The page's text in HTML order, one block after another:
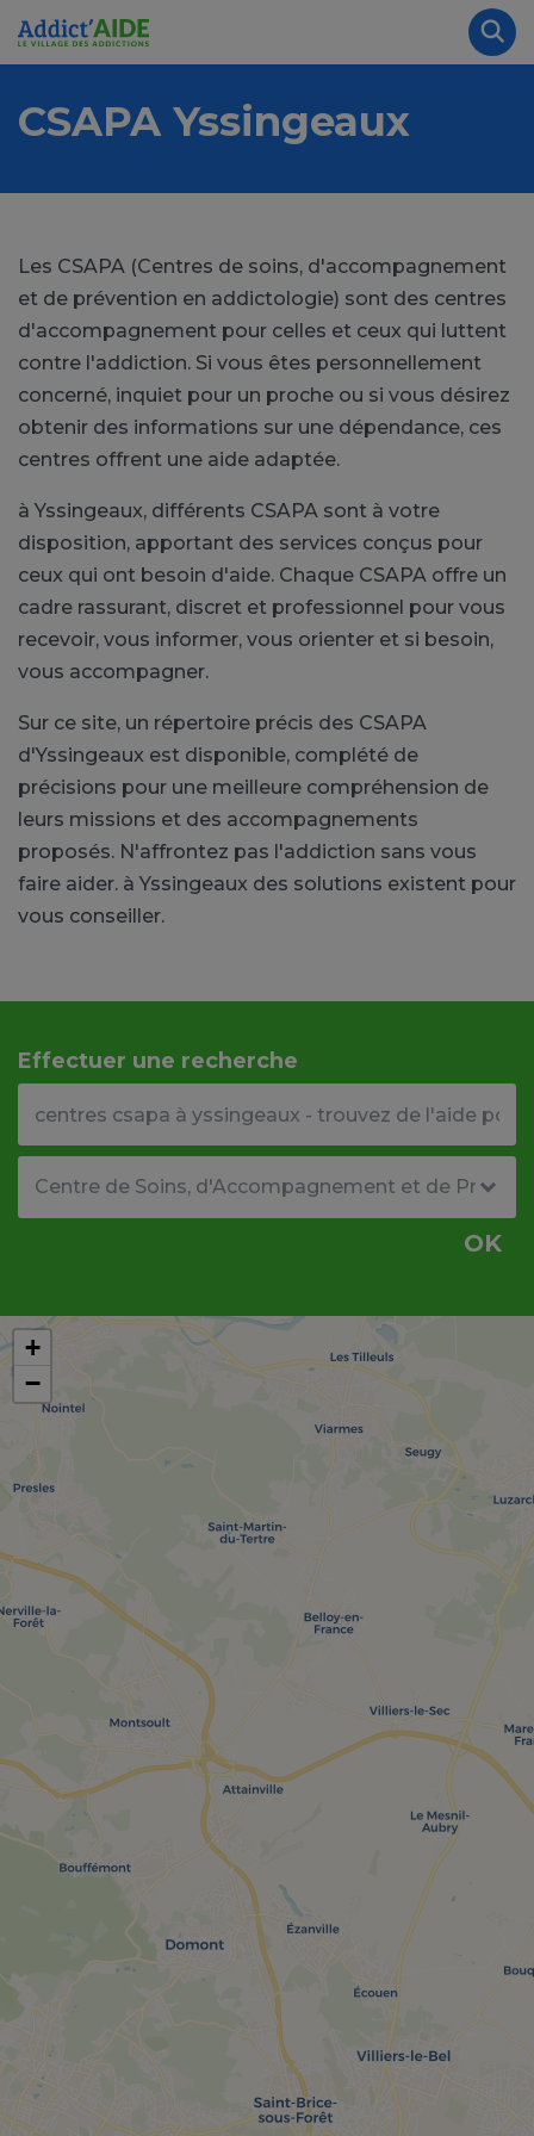
Aller au contenu principal
CSAPA Yssingeaux
Les CSAPA (Centres de soins, d'accompagnement
et de prévention en addictologie) sont des centres
d'accompagnement pour celles et ceux qui luttent
contre l'addiction. Si vous êtes personnellement
concerné, inquiet pour un proche ou si vous désirez
obtenir des informations sur une dépendance, ces
centres offrent une aide adaptée.
à Yssingeaux, différents CSAPA sont à votre
disposition, apportant des services conçus pour
ceux qui ont besoin d'aide. Chaque CSAPA offre un
cadre rassurant, discret et professionnel pour vous
recevoir, vous informer, vous orienter et si besoin,
vous accompagner.
Sur ce site, un répertoire précis des CSAPA
d'Yssingeaux est disponible, complété de
précisions pour une meilleure compréhension de
leurs missions et des accompagnements
proposés. N'affrontez pas l'addiction sans vous
faire aider. à Yssingeaux des solutions existent pour
vous conseiller.
Effectuer une recherche
OK
+
−
Panneau de gestion des cookies